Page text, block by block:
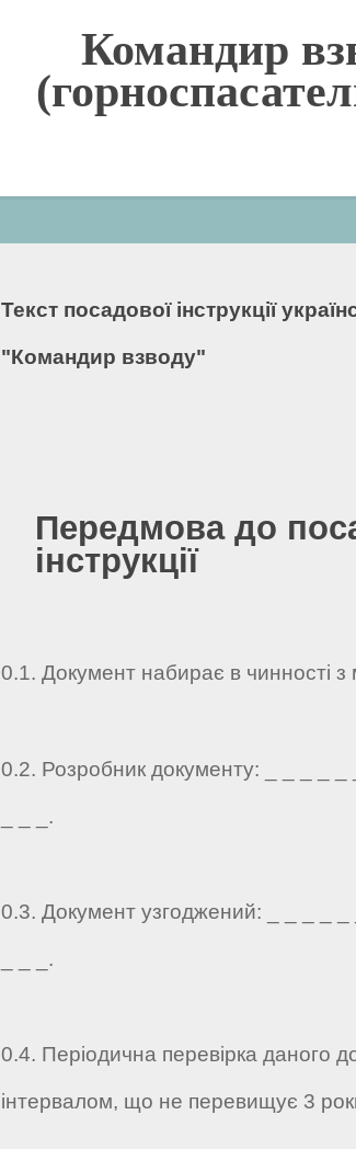
Командир
Текст посадової інструкції
"Командир взводу"
Передмова до
інструкції
0.1. Документ набирає в чинності
0.2. Розробник документу: _ _ _ _ _
_ _ _.
0.3. Документ узгоджений: _ _ _ _ _
_ _ _.
0.4. Періодична перевірка даного
інтервалом, що не перевищує 3